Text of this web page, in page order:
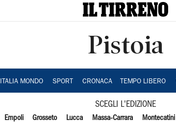
Pistoia
ITALIA MONDO SPORT CRONACA TEMPO LIBERO
SCEGLI L'EDIZIONE
Empoli Grosseto Lucca Massa-Carrara Montecatini